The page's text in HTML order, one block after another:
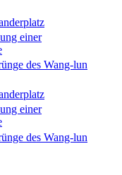
einer
des Wang-lun
einer
des Wang-lun